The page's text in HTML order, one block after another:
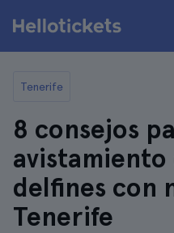
Tenerife
8 consejos
avistamiento
delfines con
Tenerife